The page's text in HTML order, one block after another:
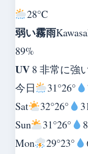
28°C
弱い霧雨
89%
UV 8 非常に強
今日
31°26°
Sat
32°26°
Sun
31°26°
Mon
29°23°